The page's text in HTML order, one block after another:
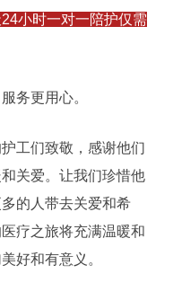
小时一对一陪护仅需
务更用心。
工们致敬，感谢他们
关爱。让我们珍惜他
的人带去关爱和希
疗之旅将充满温暖和
好和有意义。